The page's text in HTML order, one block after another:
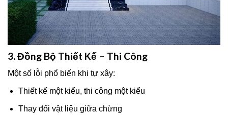
3. Đồng Bộ Thiết Kế – Thi Công
Một số lỗi phổ biến khi tự xây:
Thiết kế một kiểu, thi công một kiểu
Thay đổi vật liệu giữa chừng